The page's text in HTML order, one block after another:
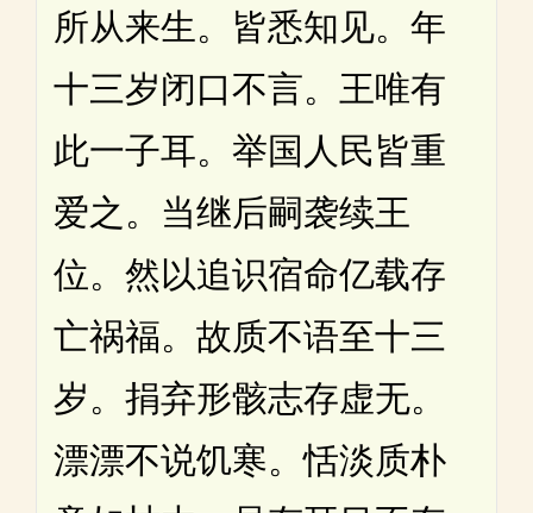
所从来生。皆悉知见。年
十三岁闭口不言。王唯有
此一子耳。举国人民皆重
爱之。当继后嗣袭续王
位。然以追识宿命亿载存
亡祸福。故质不语至十三
岁。捐弃形骸志存虚无。
漂漂不说饥寒。恬淡质朴